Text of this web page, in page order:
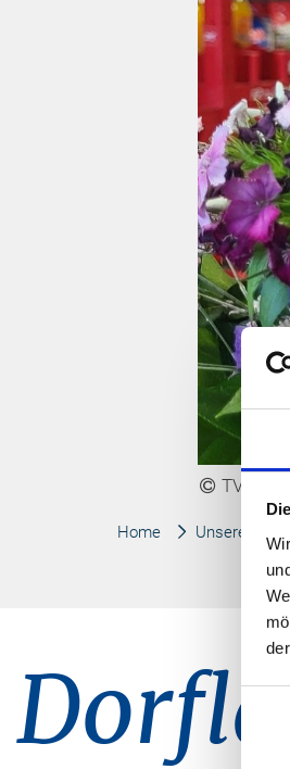
TVMSN
Home Unsere Region